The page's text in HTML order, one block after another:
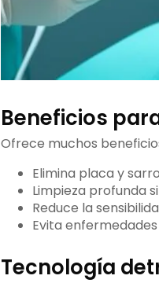
Beneficios
Ofrece muchos
Elimina placa y
Limpieza profunda
Reduce la
Evita
Tecnología